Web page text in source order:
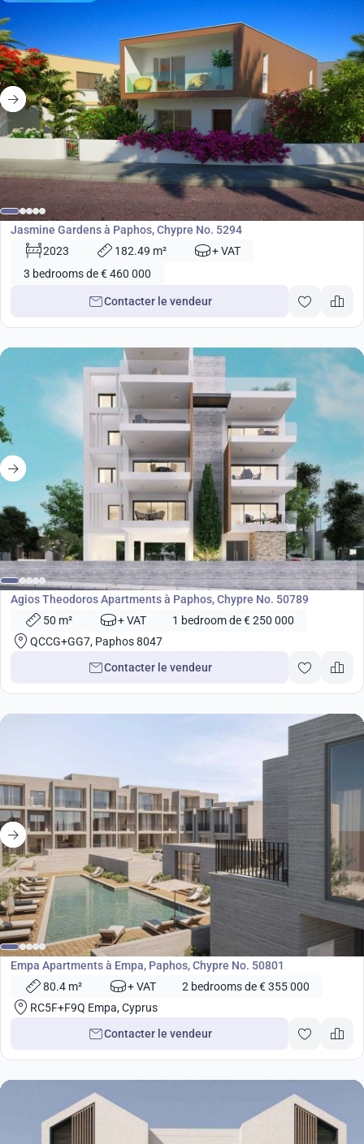
de€460 000
Développement
Jasmine Gardens à Paphos, Chypre No. 5294
2023
182.49 m²
+ VAT
3 bedrooms de € 460 000
Contacter le vendeur
de€250 000
Développement
Agios Theodoros Apartments à Paphos, Chypre No. 50789
50 m²
+ VAT
1 bedroom de € 250 000
QCCG+GG7, Paphos 8047
Contacter le vendeur
de€355 000
Développement
Empa Apartments à Empa, Paphos, Chypre No. 50801
80.4 m²
+ VAT
2 bedrooms de € 355 000
RC5F+F9Q Empa, Cyprus
Contacter le vendeur